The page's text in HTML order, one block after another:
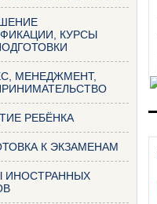
КУРСЫ
МЕНЕДЖМЕНТ,
РЕБЁНКА
К ЭКЗАМЕНАМ
ИНОСТРАННЫХ